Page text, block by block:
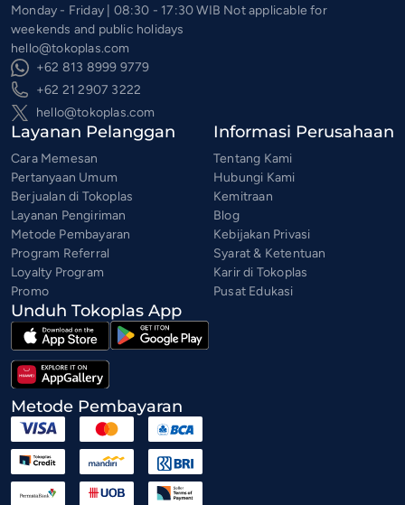
Monday - Friday | 08:30 - 17:30 WIB Not applicable for
weekends and public holidays
hello@tokoplas.com
+62 813 8999 9779
+62 21 2907 3222
hello@tokoplas.com
Layanan Pelanggan
Cara Memesan
Pertanyaan Umum
Berjualan di Tokoplas
Layanan Pengiriman
Metode Pembayaran
Program Referral
Loyalty Program
Promo
Informasi Perusahaan
Tentang Kami
Hubungi Kami
Kemitraan
Blog
Kebijakan Privasi
Syarat & Ketentuan
Karir di Tokoplas
Pusat Edukasi
Unduh Tokoplas App
Metode Pembayaran